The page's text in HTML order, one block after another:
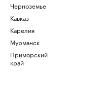
Черноземье
Кавказ
Карелия
Мурманск
Приморский
край